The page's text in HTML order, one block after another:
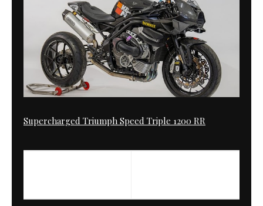
Supercharged Triumph Speed Triple 1200 RR